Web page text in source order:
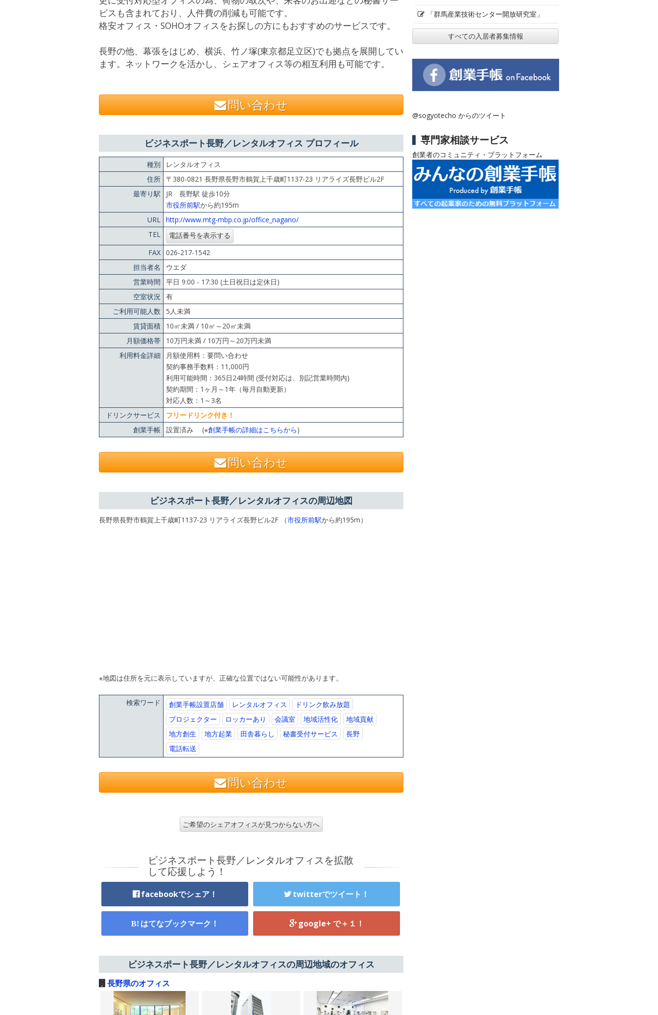
ビスも含まれており、人件費の削減も可能です。
格安オフィス・SOHOオフィスをお探しの方にもおすすめのサービスです。
長野の他、幕張をはじめ、横浜、竹ノ塚(東京都足立区)でも拠点を展開してい
ます。ネットワークを活かし、シェアオフィス等の相互利用も可能です。
問い合わせ
ビジネスポート長野／レンタルオフィス プロフィール
種別
レンタルオフィス
住所
〒380-0821 長野県長野市鶴賀上千歳町1137-23 リアライズ長野ビル2F
最寄り駅
JR 長野駅 徒歩10分
市役所前駅から約195m
URL http://www.mtg-mbp.co.jp/office_nagano/
TEL
FAX 026-217-1542
担当者名
ウエダ
営業時間
平日 9:00 - 17:30 (土日祝日は定休日)
空室状況 有
ご利用可能人数
5人未満
賃貸面積
10㎡未満 / 10㎡～20㎡未満
月額価格帯
10万円未満 / 10万円～20万円未満
利用料金詳細
月額使用料：要問い合わせ
契約事務手数料：11,000円
利用可能時間：365日24時間 (受付対応は、別記営業時間内)
契約期間：1ヶ月～1年（毎月自動更新）
対応人数：1～3名
ドリンクサービス
フリードリンク付き！
創業手帳 設置済み (※創業手帳の詳細はこちらから)
問い合わせ
ビジネスポート長野／レンタルオフィスの周辺地図
長野県長野市鶴賀上千歳町1137-23 リアライズ長野ビル2F （市役所前駅から約195m）
※地図は住所を元に表示していますが、正確な位置ではない可能性があります。
検索ワード 創業手帳設置店舗 レンタルオフィス
ドリンク飲み放題
プロジェクター
ロッカーあり 会議室 地域活性化
地域貢献
地方創生
地方起業 田舎暮らし 秘書受付サービス
長野
電話転送
問い合わせ
ご希望のシェアオフィスが見つからない方へ
ビジネスポート長野／レンタルオフィスを拡散
して応援しよう！
facebookでシェア！ twitterでツイート！
はてなブックマーク！ google+ で＋１！
ビジネスポート長野／レンタルオフィスの周辺地域のオフィス
長野県のオフィス
「群馬産業技術センター開放研究室」
すべての入居者募集情報
@sogyotecho からのツイート
専門家相談サービス
創業者のコミュニティ・プラットフォーム